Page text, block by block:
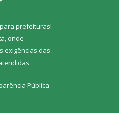
prefeituras!
onde
exigências das
Pública